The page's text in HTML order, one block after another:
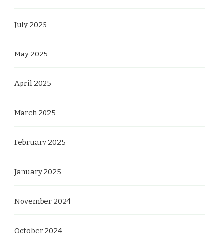
July 2025
May 2025
April 2025
March 2025
February 2025
January 2025
November 2024
October 2024